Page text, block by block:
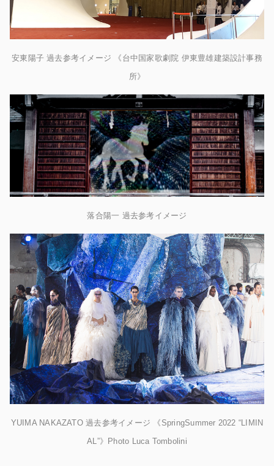
安東陽子 過去参考イメージ 《台中国家歌劇院 伊東豊雄建築設計事務
所》
落合陽一 過去参考イメージ
YUIMA NAKAZATO 過去参考イメージ 《SpringSummer 2022 “LIMIN
AL”》Photo Luca Tombolini